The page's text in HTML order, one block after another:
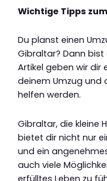
Wichtige Tipps
Du planst einen
Gibraltar? Dann
Artikel geben wir dir
deinem Umzug und
helfen werden.
Gibraltar, die kleine
bietet dir nicht nur
und ein
auch viele
erfülltes Leben zu